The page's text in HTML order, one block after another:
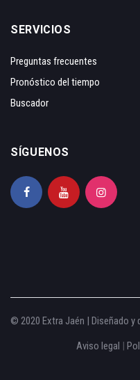
SERVICIOS
Preguntas frecuentes
Pronóstico del tiempo
Buscador
SÍGUENOS
© 2020 Extra Jaén | Diseñado y
Aviso legal |